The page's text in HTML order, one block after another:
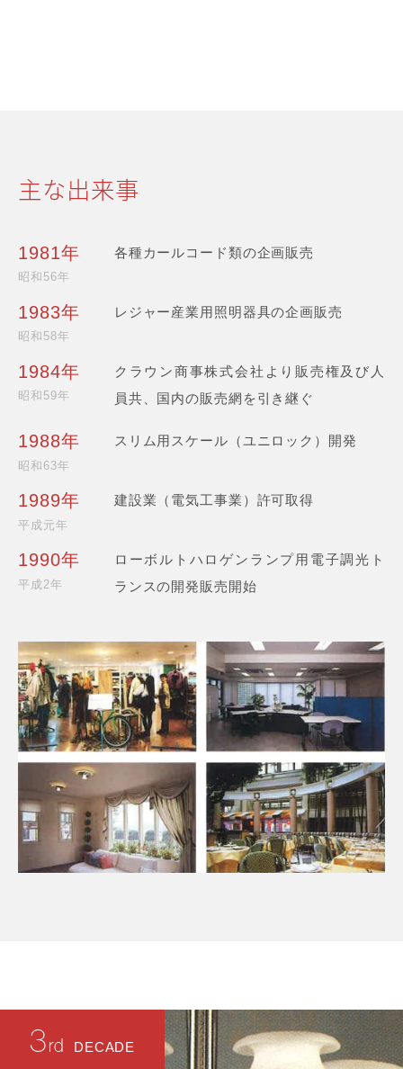
主な出来事
1981年
昭和56年
各種カールコード類の企画販売
1983年
昭和58年
レジャー産業用照明器具の企画販売
1984年
昭和59年
クラウン商事株式会社より販売権及び人
員共、国内の販売網を引き継ぐ
1988年
昭和63年
スリム用スケール（ユニロック）開発
1989年
平成元年
建設業（電気工事業）許可取得
1990年
平成2年
ローボルトハロゲンランプ用電子調光ト
ランスの開発販売開始
3rd DECADE